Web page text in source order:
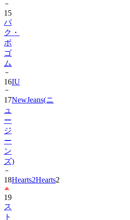
パ
ク・
ボ
ゴ
ム
16
17NewJeans(ニ
ュ
ー
ジ
ー
ン
ズ)
18Hearts2Hearts
19
ス
ト
レ